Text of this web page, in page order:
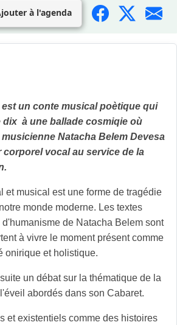
à l'agenda
un conte musical poètique qui
dix à une ballade cosmiqie où
Natacha Belem Devesa
vocal au service de la
et musical est une forme de tragédie
monde moderne. Les textes
de Natacha Belem sont
à vivre le moment présent comme
onirique et holistique.
un débat sur la thématique de la
abordés dans son Cabaret.
et existentiels comme des histoires